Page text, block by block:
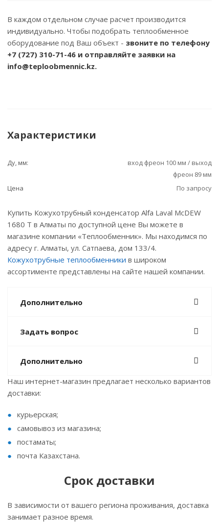
В каждом отдельном случае расчет производится
индивидуально. Чтобы подобрать теплообменное
оборудование под Ваш объект - звоните по телефону
+7 (727) 310-71-46 и отправляйте заявки на
info@teploobmennic.kz.
Характеристики
Ду, мм:
вход фреон 100 мм / выход
фреон 89 мм
Цена
По запросу
Купить Кожухотрубный конденсатор Alfa Laval McDEW
1680 T в Алматы по доступной цене Вы можете в
магазине компании «Теплообменник». Мы находимся по
адресу г. Алматы, ул. Сатпаева, дом 133/4.
Кожухотрубные теплообменники в широком
ассортименте представлены на сайте нашей компании.
Дополнительно
Задать вопрос
Дополнительно
Наш интернет-магазин предлагает несколько вариантов
доставки:
курьерская;
самовывоз из магазина;
постаматы;
почта Казахстана.
Срок доставки
В зависимости от вашего региона проживания, доставка
занимает разное время.